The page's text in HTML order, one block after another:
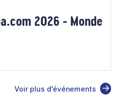
2026 - Monde
Voir plus d'événements